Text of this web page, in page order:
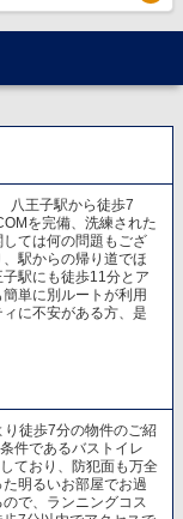
八王子駅から徒歩7
を完備、洗練された
ては何の問題もござ
駅からの帰り道でほ
駅にも徒歩11分とア
単に別ルートが利用
に不安がある方、是
徒歩7分の物件のご紹
件であるバストイレ
ており、防犯面も万全
明るいお部屋でお過
で、ランニングコス